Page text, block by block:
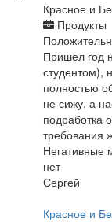
Красное и
Продукты
Пришел год
студентом),
полностью
не сижу, а
подработка
требования
Негативные
нет
Сергей
Красное и